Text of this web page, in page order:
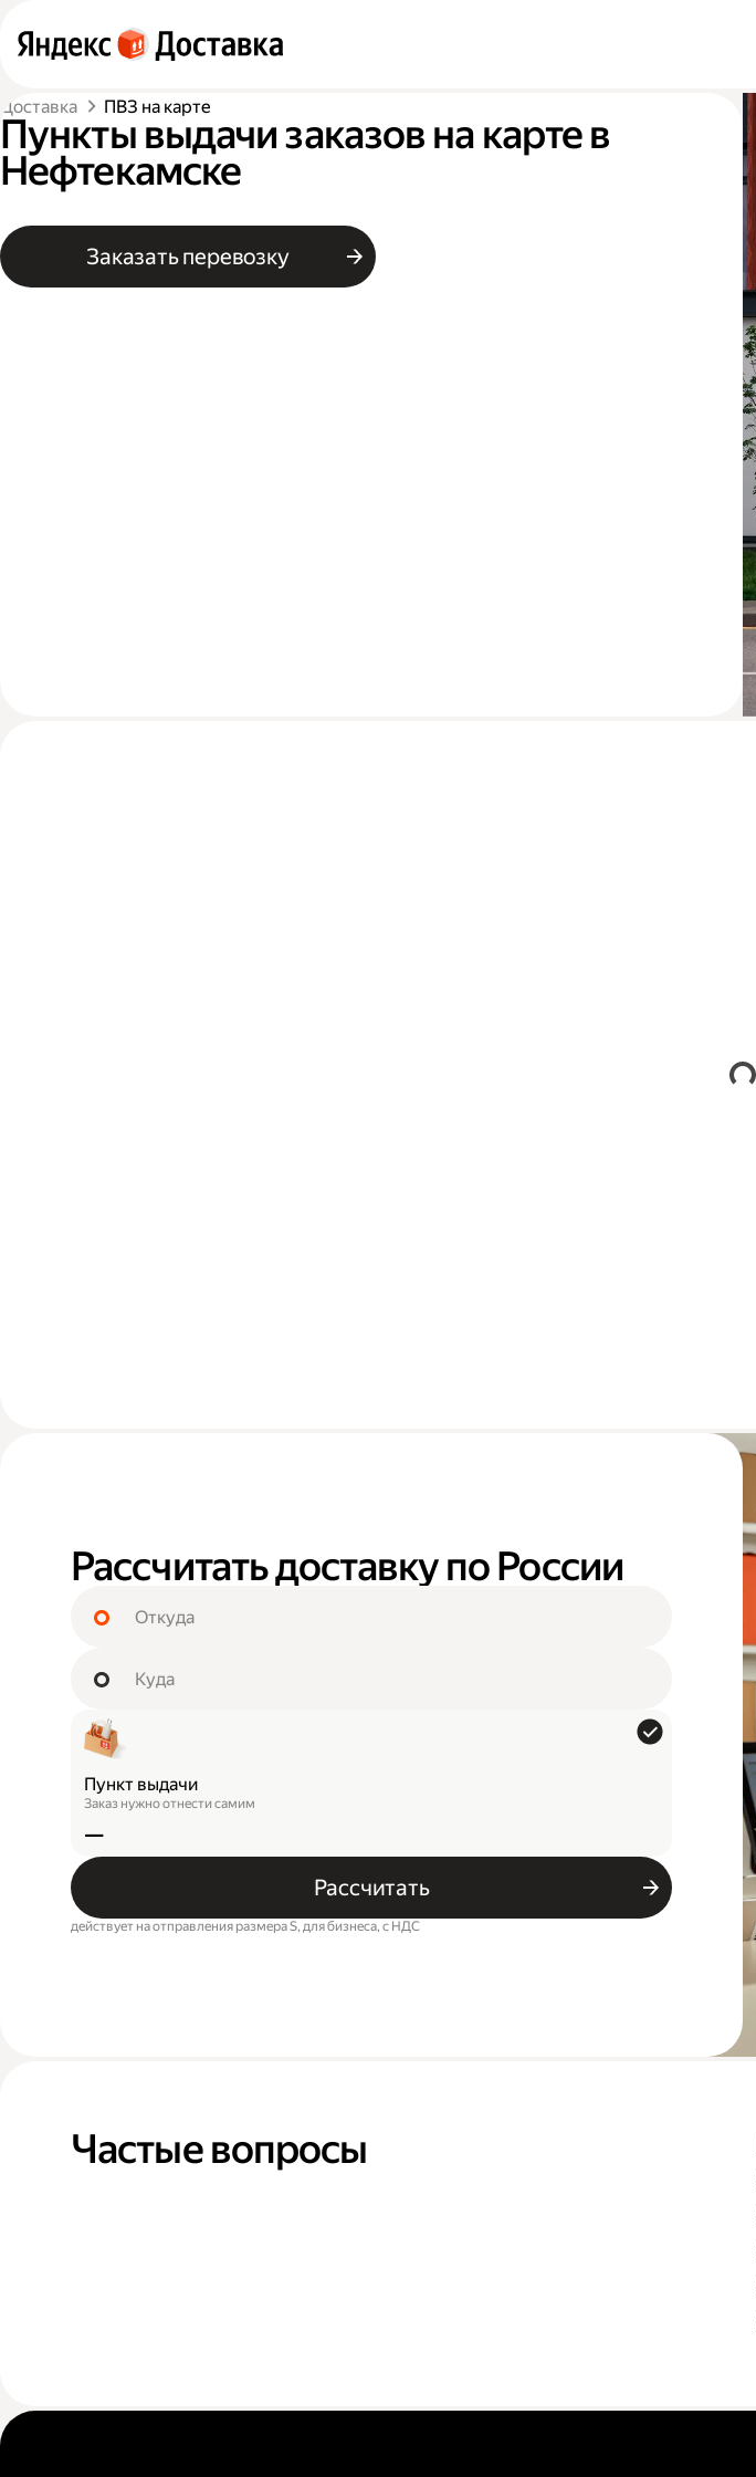
Доставка ПВЗ на карте
Пункты выдачи заказов на карте в
Нефтекамске
Заказать перевозку
Рассчитать доставку по России
Пункт выдачи
Заказ нужно отнести самим
—
Рассчитать
действует на отправления размера S, для бизнеса, c НДС
Частые вопросы